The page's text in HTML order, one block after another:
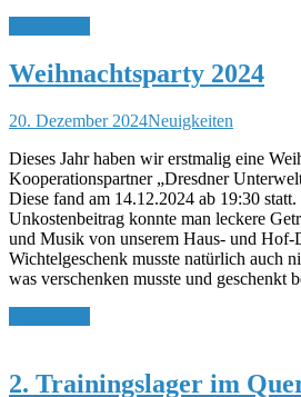
Weihnachtsparty 2024
20. Dezember 2024Neuigkeiten
Dieses Jahr haben wir erstmalig eine
Kooperationspartner „Dresdner
Diese fand am 14.12.2024 ab 19:30
Unkostenbeitrag konnte man leckere
und Musik von unserem Haus- und Hof-
Wichtelgeschenk musste natürlich auch
was verschenken musste und geschenkt
2. Trainingslager im